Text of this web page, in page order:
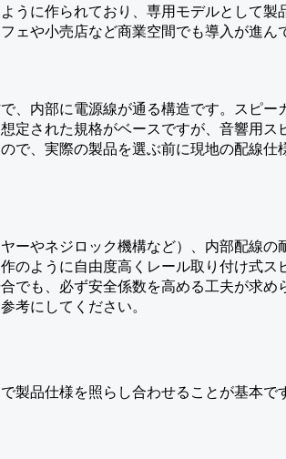
に作られており、専用モデルとして
や小売店など商業空間でも導入が進ん
、内部に電源線が通る構造です。スピ
された規格がベースですが、音響用
、実際の製品を選ぶ前に現地の配線
やネジロック機構など）、内部配線
ように自由度高くレール取り付け式
も、必ず安全係数を高める工夫が求
考にしてください。
品仕様を照らし合わせることが基本で